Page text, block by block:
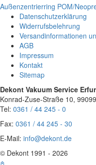
Außenzentrierring POM/
Datenschutzerklärung
Widerrufsbelehrung
Versandinformationen
AGB
Impressum
Kontakt
Sitemap
Dekont Vakuum Service
Konrad-Zuse-Straße 10, 99099
Tel: 0361 / 44 245 - 0
Fax: 0361 / 44 245 - 30
E-Mail: info@dekont.de
© Dekont 1991 - 2026